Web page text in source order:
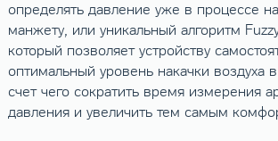
определять давление уже в процессе
манжету, или уникальный алгоритм
который позволяет устройству
оптимальный уровень накачки воздуха
счет чего сократить время измерения
давления и увеличить тем самым